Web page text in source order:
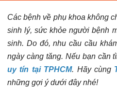
Top
địa
Các bệnh về phụ khoa không
sinh lý, sức khỏe người bệnh
sinh. Do đó, nhu cầu cầu
ngày càng tăng. Nếu bạn cần
uy tín tại TPHCM. Hãy cùng
những gợi ý dưới đây nhé!